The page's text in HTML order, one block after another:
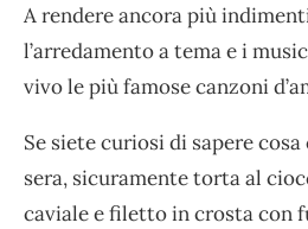
A rendere ancora più
l’arredamento a tema e i
vivo le più famose canzoni
Se siete curiosi di sapere cosa
sera, sicuramente torta al
caviale e filetto in crosta con